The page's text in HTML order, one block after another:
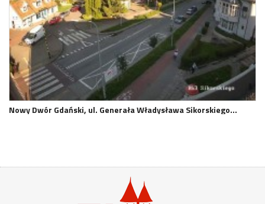
Nowy Dwór Gdański, ul. Generała Władysława Sikorskiego…